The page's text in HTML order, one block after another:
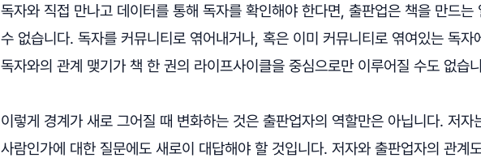
독자와 직접 만나고 데이터를 통해 독자를 확인해야 한다면, 출판업은 책을 만드는
수 없습니다. 독자를 커뮤니티로 엮어내거나, 혹은 이미 커뮤니티로 엮여있는 독자
독자와의 관계 맺기가 책 한 권의 라이프사이클을 중심으로만 이루어질 수도 없습
이렇게 경계가 새로 그어질 때 변화하는 것은 출판업자의 역할만은 아닙니다. 저자
사람인가에 대한 질문에도 새로이 대답해야 할 것입니다. 저자와 출판업자의 관계